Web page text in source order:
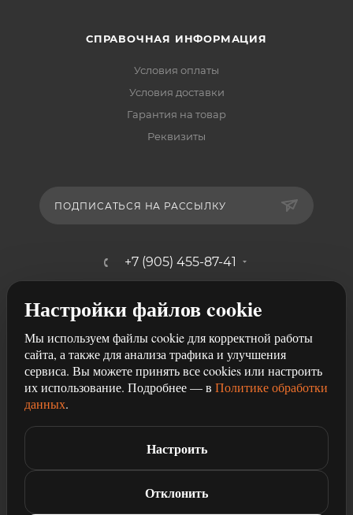
СПРАВОЧНАЯ ИНФОРМАЦИЯ
Условия оплаты
Условия доставки
Гарантия на товар
Реквизиты
ПОДПИСАТЬСЯ НА РАССЫЛКУ
+7 (905) 455-87-41
г. Ростов-на-Дону, ул. Щербакова,
107/29
2026 © Разработка и продвижение сайта
Студия рекламы
Настройки файлов cookie
Мы используем файлы cookie для корректной работы
сайта, а также для анализа трафика и улучшения
сервиса. Вы можете принять все cookies или настроить
их использование. Подробнее — в Политике обработки
данных.
Настроить
Отклонить